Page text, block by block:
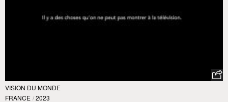
VISION DU MONDE
FRANCE / 2023